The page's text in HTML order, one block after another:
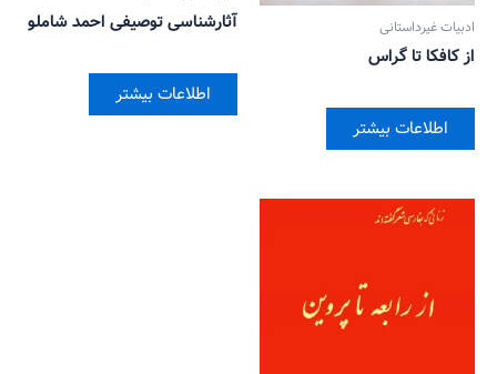
ادبیات غیرداستانی
از کافکا تا گراس
اطلاعات بیشتر
آثارشناسی توصیفی احمد شاملو
اطلاعات بیشتر